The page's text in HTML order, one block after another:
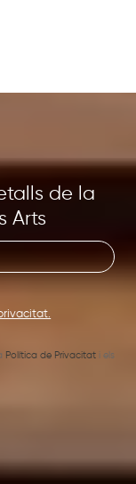
de la
Arts
Política de Privacitati els